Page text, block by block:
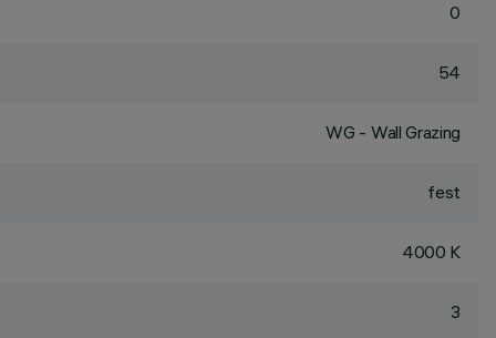
0
54
WG - Wall Grazing
fest
4000 K
3